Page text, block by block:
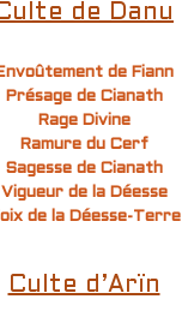
de Danu
de Fiann
Présage de Cianath
Rage Divine
Ramure du Cerf
Sagesse de Cianath
Vigueur de la Déesse
de la Déesse-Terre
Culte d’Arïn